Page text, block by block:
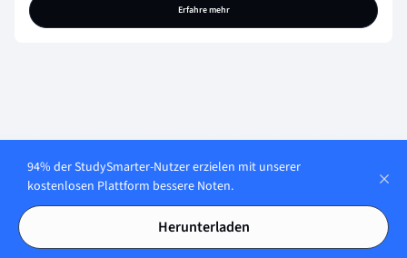
Erfahre mehr
Lerne jederzeit. Lerne
überall. Auf allen
Geräten.
94% der StudySmarter-Nutzer erzielen mit unserer
kostenlosen Plattform bessere Noten.
Herunterladen